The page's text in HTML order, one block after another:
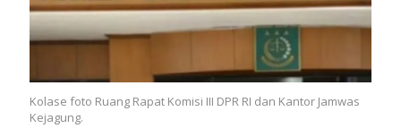
Kolase foto Ruang Rapat Komisi III DPR RI dan Kantor Jamwas
Kejagung.